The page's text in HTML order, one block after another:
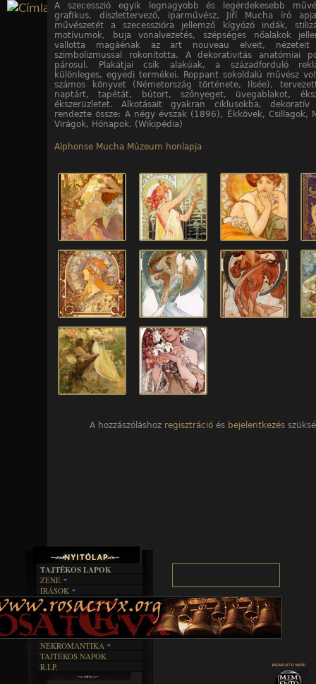
Jump to navigation
A szecesszió egyik legnagyobb és legérdekesebb
grafikus, díszlettervező, iparművész, Jiří Mucha író
művészetét a szecesszióra jellemző kígyózó indák,
motívumok, buja vonalvezetés, szépséges nőalakok
vallotta magáénak az art nouveau elveit,
szimbolizmussal rokonította. A dekorativitás anatómiai
párosul. Plakátjai csík alakúak, a századforduló
különleges, egyedi termékei. Roppant sokoldalú művész
számos könyvet (Németország története, Ilsée),
naptárt, tapétát, bútort, szőnyeget, üvegablakot,
ékszerüzletet. Alkotásait gyakran ciklusokba, dekoratív
rendezte össze: A négy évszak (1896), Ékkövek, Csillagok,
Virágok, Hónapok. (Wikipédia)
Alphonse Mucha Múzeum honlapja
10 /1. kép
10 /2. kép
10 /3. kép
10 /4. kép
10 /5. kép
10 /6. kép
10 /7. kép
10 /8. kép
10 /9. kép
10 /10. kép
A hozzászóláshoz regisztráció és bejelentkezés
TAJTÉKOS LAPOK
ZENE
EGYÜTTESEK
INTERJÚK
FORDÍTÁSOK
DALSZÖVEGEK
ÍRÁSOK
IRODALOM
FILM
MŰVÉSZET
ÍRÁSTÖRTÉNET
BOSZORKÁNYKONYHA
FEKETE HUMOR
KÉPES
SZÖVEGES
RENDEZVÉNYEK
NEKROMANTIKA
AKTUÁLIS
A MÚLT
TAJTÉKOS NAPOK
R.I.P.